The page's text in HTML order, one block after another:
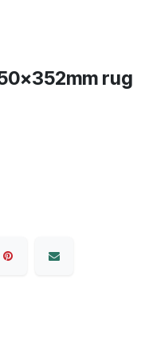
rug